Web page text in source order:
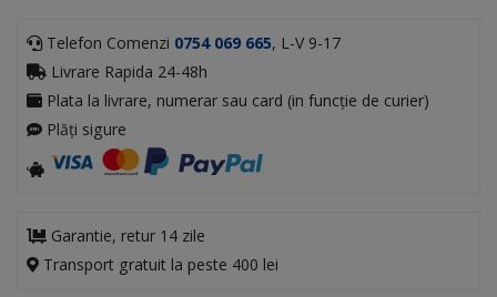
Telefon Comenzi 0754 069 665, L-V 9-17
Livrare Rapida 24-48h
Plata la livrare, numerar sau card (in funcție de curier)
Plăți sigure
Garantie, retur 14 zile
Transport gratuit la peste 400 lei